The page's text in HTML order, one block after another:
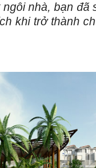
nhà, bạn đã
khi trở thành